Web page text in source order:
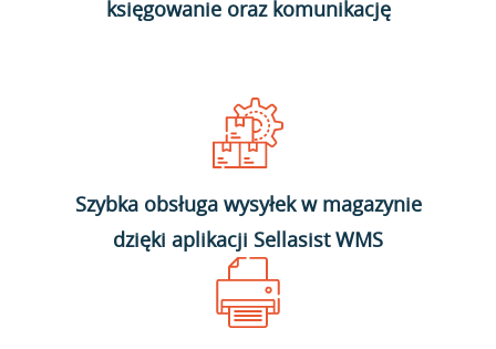
księgowanie oraz komunikację
Szybka obsługa wysyłek w magazynie
dzięki aplikacji Sellasist WMS